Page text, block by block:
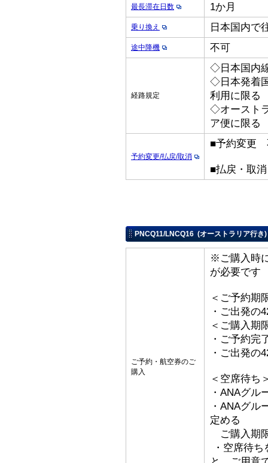
最長滞在日数 1か月
乗り換え 日本国内で
途中降機 不可
経路規定
◇日本国内
◇日本発着
利用に限る
◇オースト
ア便に限る
予約変更/払戻/取消
■予約変更
■払戻・取
PNCQ11/LNCQ16 (オーストラリア行き)
ご予約・航空券のご
購入
※ご購入時
が必要です
＜ご予約期
・ご出発の
＜ご購入期
・ご予約完
・ご出発の
＜空席待ち
・ANAグル
・ANAグル
定める
ご購入期
・空席待